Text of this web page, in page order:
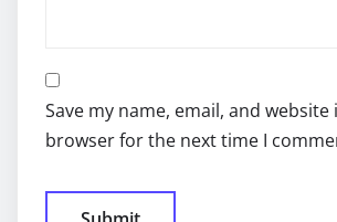
Save my name, email, and website
browser for the next time I